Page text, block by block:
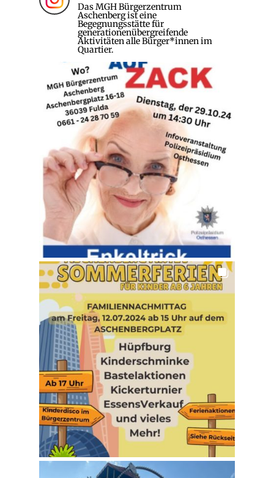
Das MGH Bürgerzentrum
Aschenberg ist eine
Begegnungsstätte für
generationenübergreifende
Aktivitäten alle Bürger*innen im
Quartier.